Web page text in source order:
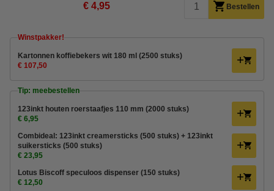
€ 4,95 Bestellen
Winstpakker!
Kartonnen koffiebekers wit 180 ml (2500 stuks)
€ 107,50
Tip: meebestellen
123inkt houten roerstaafjes 110 mm (2000 stuks)
€ 6,95
Combideal: 123inkt creamersticks (500 stuks) + 123inkt
suikersticks (500 stuks)
€ 23,95
Lotus Biscoff speculoos dispenser (150 stuks)
€ 12,50